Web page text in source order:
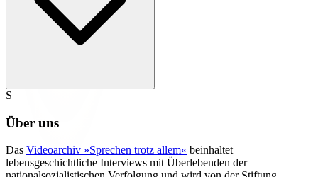
S
Über uns
Das Videoarchiv »Sprechen trotz allem« beinhaltet
lebensgeschichtliche Interviews mit Überlebenden der